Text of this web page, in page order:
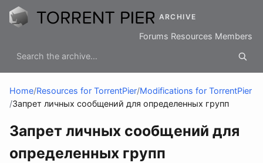
ARCHIVE
Forums Resources Members
Home/Resources for TorrentPier/Modifications for TorrentPier
/Запрет личных сообщений для определенных групп
Запрет личных сообщений для
определенных групп